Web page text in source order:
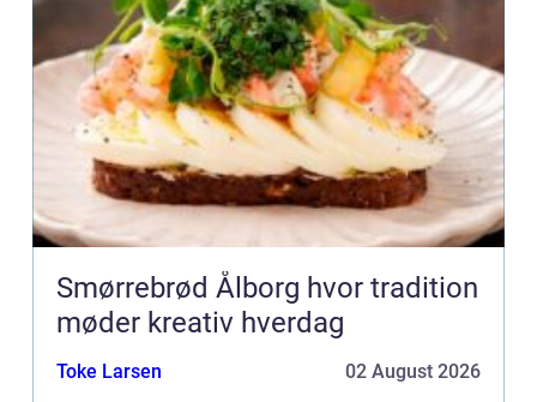
Smørrebrød Ålborg hvor tradition
møder kreativ hverdag
Toke Larsen 02 August 2026